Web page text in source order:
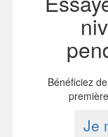
Bénéficiez
Je